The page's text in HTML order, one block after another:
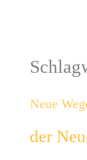
Neue
der